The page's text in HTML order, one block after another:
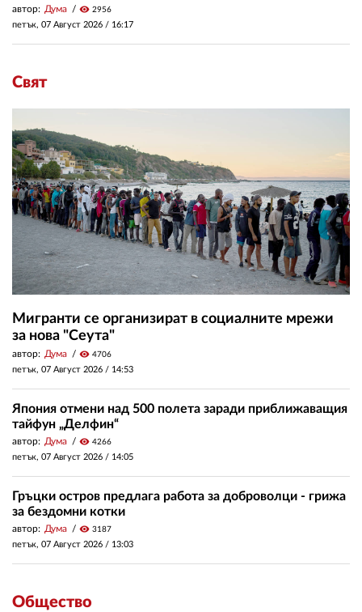
автор: Дума visibility 2956
петък, 07 Август 2026 / 16:17
Свят
Мигранти се организират в социалните мрежи
за нова "Сеута"
автор: Дума visibility 4706
петък, 07 Август 2026 / 14:53
Япония отмени над 500 полета заради приближаващия
тайфун „Делфин“
автор: Дума visibility 4266
петък, 07 Август 2026 / 14:05
Гръцки остров предлага работа за доброволци - грижа
за бездомни котки
автор: Дума visibility 3187
петък, 07 Август 2026 / 13:03
Общество